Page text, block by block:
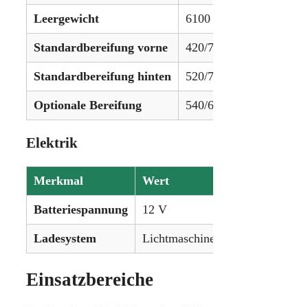
Leergewicht 6100 kg (13448 lbs)
Standardbereifung vorne 420/70R30
Standardbereifung hinten 520/70R38
Optionale Bereifung 540/65R28 vorne &
Elektrik
Merkmal Wert
Batteriespannung 12 V
Ladesystem Lichtmaschine (Wechselstrom)
Einsatzbereiche